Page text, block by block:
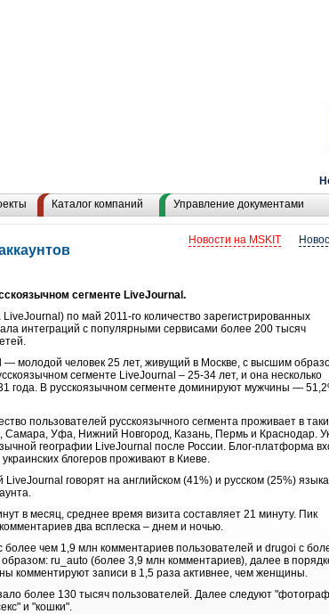
Каталог компаний Управление документами
Новости на MSKIT
сегменте LiveJournal.
по май 2011-го количество зарегистрированных
интеграций с популярными сервисами более 200 тысяч
— молодой человек 25 лет, живущий в Москве, с высшим
сегменте LiveJournal – 25-34 лет, и она несколько
года. В русскоязычном сегменте доминируют мужчины —
пользователей русскоязычного сегмента проживает в
Самара, Уфа, Нижний Новгород, Казань, Пермь и Краснодар.
географии LiveJournal после России. Блог-платформа
блогеров проживают в Киеве.
говорят на английском (41%) и русском (25%)
в месяц, среднее время визита составляет 21 минуту. Пик
два всплеска – днем и ночью.
чем 1,9 млн комментариев пользователей и drugoi с
ru_auto (более 3,9 млн комментариев), далее в
комментируют записи в 1,5 раза активнее, чем женщины.
более 130 тысяч пользователей. Далее следуют
и "кошки".